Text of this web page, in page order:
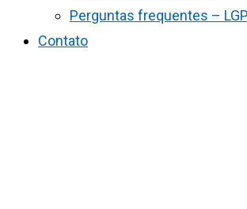
Perguntas frequentes –
Contato